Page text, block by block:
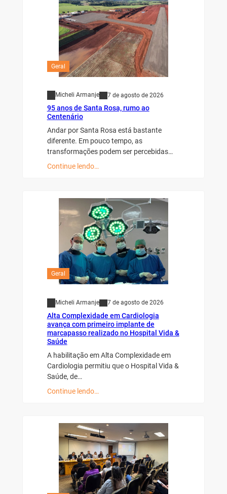
Geral
Micheli Armanje 7 de agosto de 2026
95 anos de Santa Rosa, rumo ao
Centenário
Andar por Santa Rosa está bastante
diferente. Em pouco tempo, as
transformações podem ser percebidas…
Continue lendo…
Geral
Micheli Armanje 7 de agosto de 2026
Alta Complexidade em Cardiologia
avança com primeiro implante de
marcapasso realizado no Hospital Vida &
Saúde
A habilitação em Alta Complexidade em
Cardiologia permitiu que o Hospital Vida &
Saúde, de…
Continue lendo…